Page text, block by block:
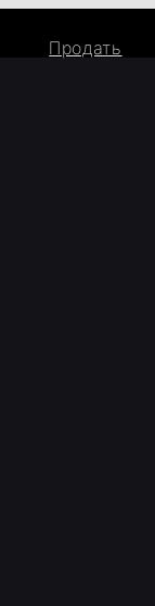
Продать